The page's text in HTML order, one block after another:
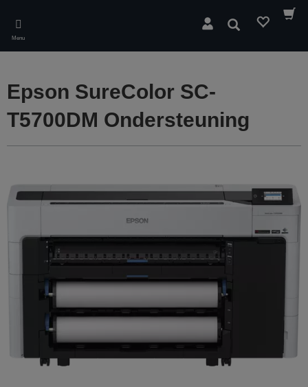
main
content
Menu
Zoeken
Epson SureColor SC-
T5700DM Ondersteuning